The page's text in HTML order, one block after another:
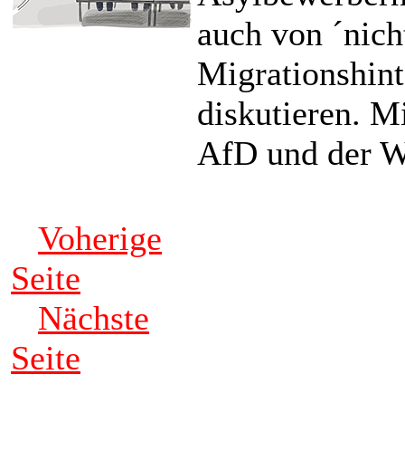
auch von
diskutieren.
AfD und der
Voherige
Seite
Nächste
Seite